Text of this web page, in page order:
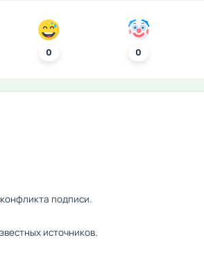
0 0
подписи.
источников.